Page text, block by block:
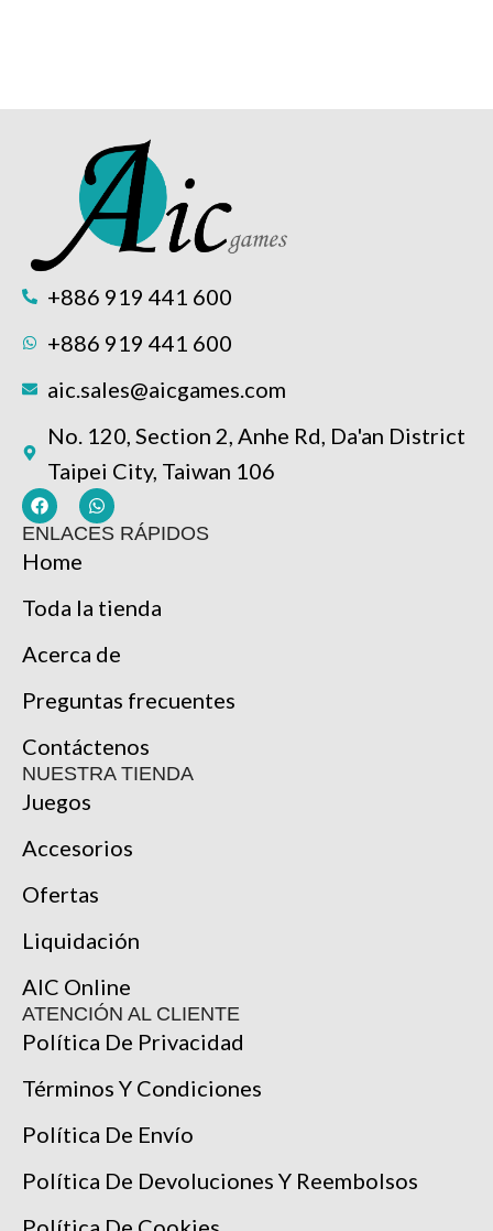
+886 919 441 600
+886 919 441 600
aic.sales@aicgames.com
No. 120, Section 2, Anhe Rd, Da'an District
Taipei City, Taiwan 106
ENLACES RÁPIDOS
Home
Toda la tienda
Acerca de
Preguntas frecuentes
Contáctenos
NUESTRA TIENDA
Juegos
Accesorios
Ofertas
Liquidación
AIC Online
ATENCIÓN AL CLIENTE
Política De Privacidad
Términos Y Condiciones
Política De Envío
Política De Devoluciones Y Reembolsos